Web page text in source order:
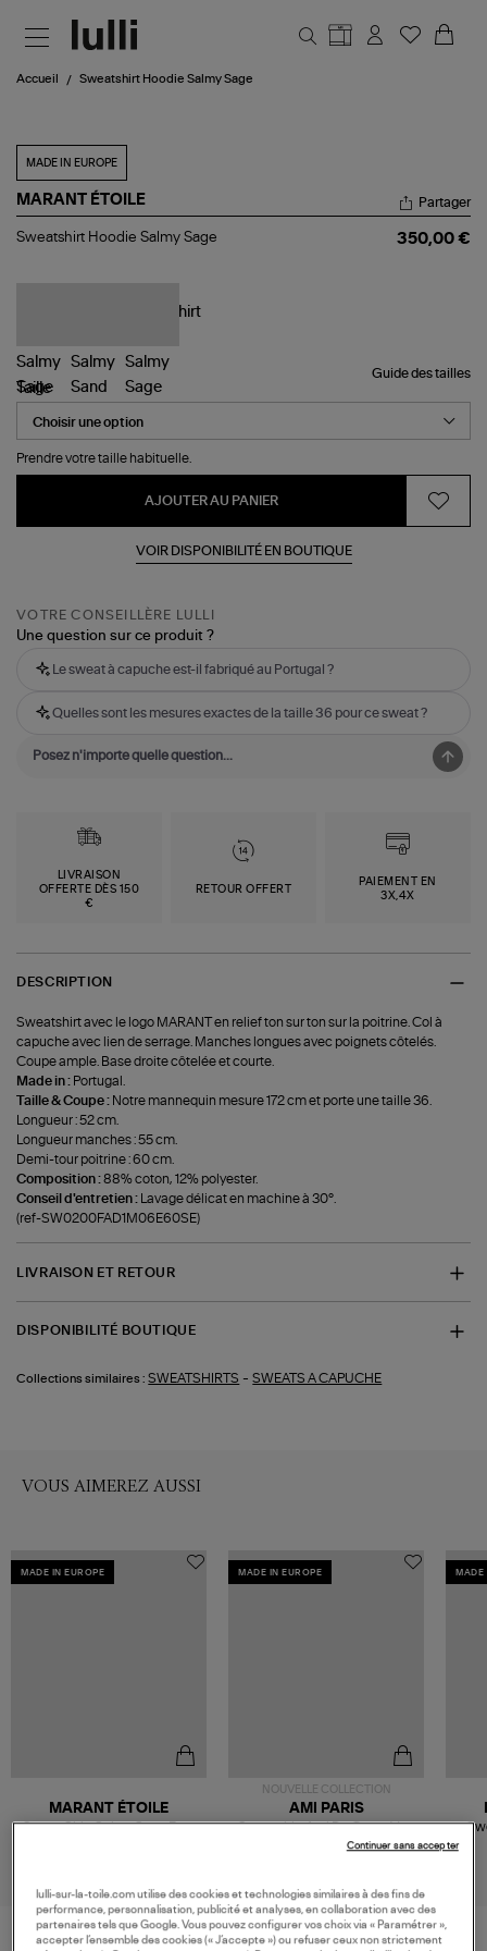
Accueil Sweatshirt Hoodie Salmy Sage
MADE IN EUROPE
MARANT ÉTOILE
Sweatshirt
Partager
Sweatshirt Hoodie Salmy Sage 350,00 €
Guide des tailles
Taille
Prendre votre taille habituelle.
AJOUTER AU PANIER
VOIR DISPONIBILITÉ EN BOUTIQUE
VOTRE CONSEILLÈRE LULLI
Une question sur ce produit ?
Le sweat à capuche est-il fabriqué au Portugal ?
Quelles sont les mesures exactes de la taille 36 pour ce sweat ?
LIVRAISON
OFFERTE DÈS 150
€
RETOUR OFFERT
PAIEMENT EN
3X,4X
DESCRIPTION
Sweatshirt avec le logo MARANT en relief ton sur ton sur la poitrine. Col à
capuche avec lien de serrage. Manches longues avec poignets côtelés.
Coupe ample. Base droite côtelée et courte.
Made in : Portugal.
Taille & Coupe : Notre mannequin mesure 172 cm et porte une taille 36.
Longueur : 52 cm.
Longueur manches : 55 cm.
Demi-tour poitrine : 60 cm.
Composition :88% coton, 12% polyester.
Conseil d'entretien :
Lavage délicat en machine à 30°.
(ref-SW0200FAD1M06E60SE)
LIVRAISON ET RETOUR
DISPONIBILITÉ BOUTIQUE
Collections similaires : SWEATSHIRTS -SWEATS A CAPUCHE
VOUS AIMEREZ AUSSI
MADE IN EUROPE
MARANT ÉTOILE
Sweat Shirt Salmy Sage Ecru
MADE IN EUROPE
NOUVELLE COLLECTION
330,00 €
AMI PARIS
Sweatshirt Ami De Coeur Vert
Bouteille Noir
MADE
lulli-sur-la-toile.com utilise des cookies et technologies similaires à des fins de
performance, personnalisation, publicité et analyses, en collaboration avec des
partenaires tels que Google. Vous pouvez configurer vos choix via « Paramétrer »,
accepter l’ensemble des cookies (« J’accepte ») ou refuser ceux non strictement
Continuer sans accepter